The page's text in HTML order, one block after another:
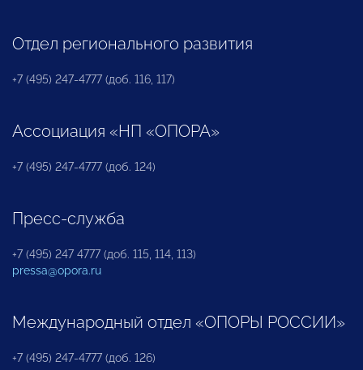
Отдел регионального развития
+7 (495) 247-4777 (доб. 116, 117)
Ассоциация «НП «ОПОРА»
+7 (495) 247-4777 (доб. 124)
Пресс-служба
+7 (495) 247 4777 (доб. 115, 114, 113)
pressa@opora.ru
Международный отдел «ОПОРЫ РОССИИ»
+7 (495) 247-4777 (доб. 126)